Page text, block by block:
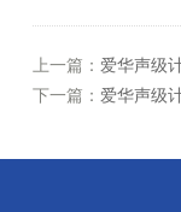
上一篇： 爱华声级
下一篇： 爱华声级